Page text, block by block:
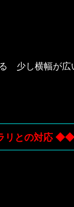
　少し横幅が広
リとの対応 ◆◆